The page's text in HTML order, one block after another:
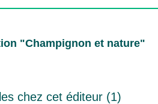
"Champignon et nature"
chez cet éditeur (1)